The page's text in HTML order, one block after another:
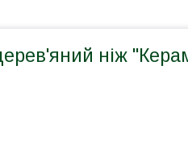
ніж